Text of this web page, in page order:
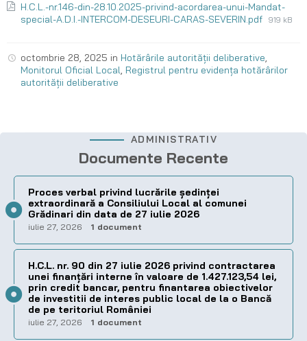
H.C.L.-nr.146-din-28.10.2025-privind-acordarea-unui-Mandat-
special-A.D.I.-INTERCOM-DESEURI-CARAS-SEVERIN.pdf
919 kB
octombrie 28, 2025 in Hotărârile autorității deliberative,
Monitorul Oficial Local, Registrul pentru evidența hotărârilor
autorității deliberative
ADMINISTRATIV
Documente Recente
Proces verbal privind lucrările ședinței
extraordinară a Consiliului Local al comunei
Grădinari din data de 27 iulie 2026
iulie 27, 2026 1 document
H.C.L. nr. 90 din 27 iulie 2026 privind contractarea
unei finanțări interne în valoare de 1.427.123,54 lei,
prin credit bancar, pentru finantarea obiectivelor
de investitii de interes public local de la o Bancă
de pe teritoriul României
iulie 27, 2026 1 document